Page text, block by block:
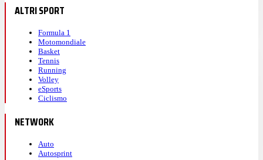
ALTRI SPORT
Formula 1
Motomondiale
Basket
Tennis
Running
Volley
eSports
Ciclismo
NETWORK
Auto
Autosprint